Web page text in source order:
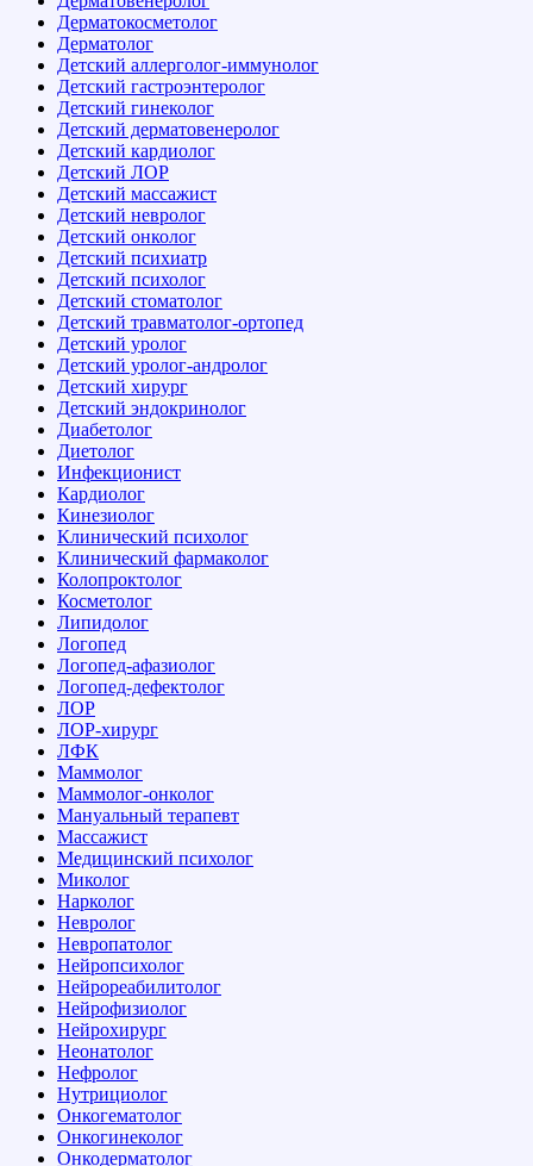
Дерматокосметолог
Дерматолог
Детский аллерголог-иммунолог
Детский гастроэнтеролог
Детский гинеколог
Детский дерматовенеролог
Детский кардиолог
Детский ЛОР
Детский массажист
Детский невролог
Детский онколог
Детский психиатр
Детский психолог
Детский стоматолог
Детский травматолог-ортопед
Детский уролог
Детский уролог-андролог
Детский хирург
Детский эндокринолог
Диабетолог
Диетолог
Инфекционист
Кардиолог
Кинезиолог
Клинический психолог
Клинический фармаколог
Колопроктолог
Косметолог
Липидолог
Логопед
Логопед-афазиолог
Логопед-дефектолог
ЛОР
ЛОР-хирург
ЛФК
Маммолог
Маммолог-онколог
Мануальный терапевт
Массажист
Медицинский психолог
Миколог
Нарколог
Невролог
Невропатолог
Нейропсихолог
Нейрореабилитолог
Нейрофизиолог
Нейрохирург
Неонатолог
Нефролог
Нутрициолог
Онкогематолог
Онкогинеколог
Онкодерматолог